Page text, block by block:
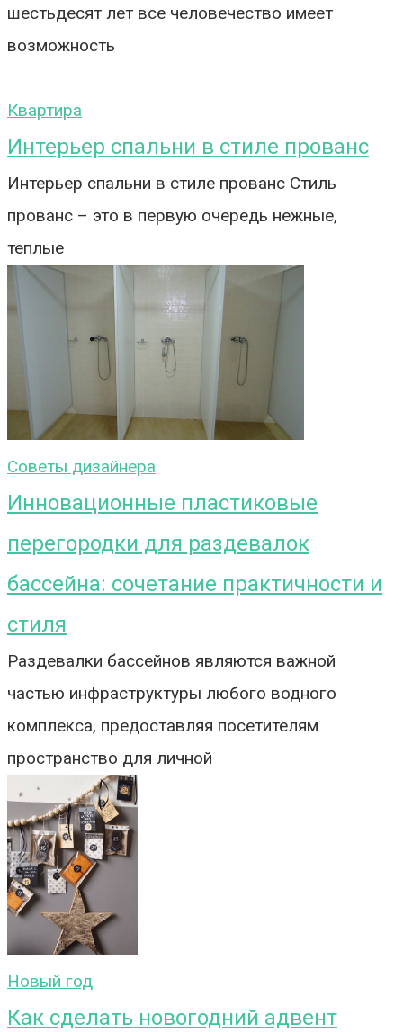
шестьдесят лет все человечество имеет
возможность
Квартира
Интерьер спальни в стиле прованс
Интерьер спальни в стиле прованс Стиль
прованс – это в первую очередь нежные,
теплые
Советы дизайнера
Инновационные пластиковые
перегородки для раздевалок
бассейна: сочетание практичности и
стиля
Раздевалки бассейнов являются важной
частью инфраструктуры любого водного
комплекса, предоставляя посетителям
пространство для личной
Новый год
Как сделать новогодний адвент